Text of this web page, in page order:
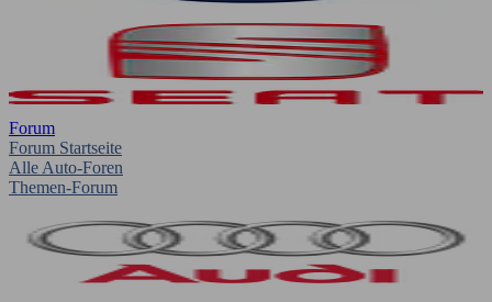
Forum
Forum Startseite
Alle Auto-Foren
Themen-Forum